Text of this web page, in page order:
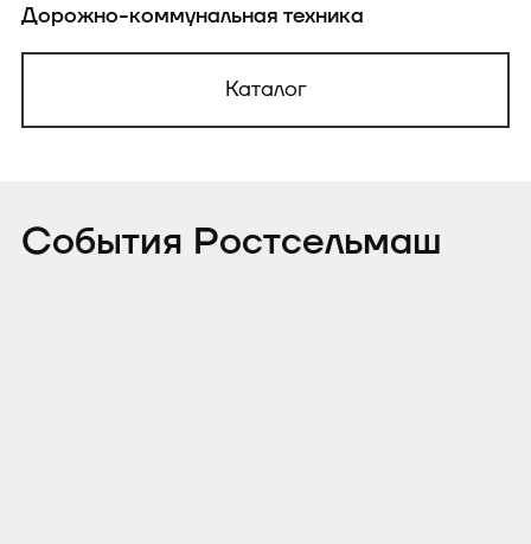
Дорожно-коммунальная техника
Каталог
События Ростсельмаш